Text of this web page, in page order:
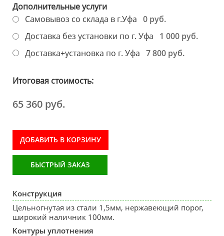
Дополнительные услуги
Самовывоз со склада в г.Уфа 0 руб.
Доставка без установки по г. Уфа
1 000 руб.
Доставка+установка по г. Уфа 7 800 руб.
Итоговая стоимость:
65 360 руб.
ДОБАВИТЬ В КОРЗИНУ
БЫСТРЫЙ ЗАКАЗ
Конструкция
Цельногнутая из стали 1,5мм, нержавеющий порог,
широкий наличник 100мм.
Контуры уплотнения